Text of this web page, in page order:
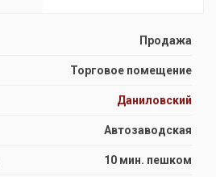
Продажа
Торговое помещение
Даниловский
Автозаводская
10 мин. пешком